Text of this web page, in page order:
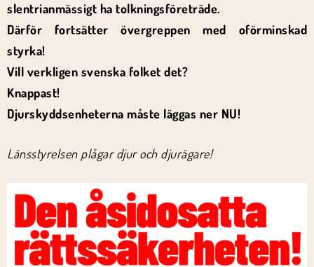
slentrianmässigt ha tolkningsföreträde.
Därför fortsätter övergreppen med oförminskad
styrka!
Vill verkligen svenska folket det?
Knappast!
Djurskyddsenheterna måste läggas ner NU!
Länsstyrelsen plågar djur och djurägare!